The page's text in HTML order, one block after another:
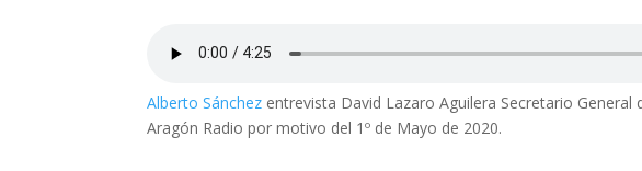
Alberto Sánchez entrevista David Lazaro Aguilera Secretario
Aragón Radio por motivo del 1º de Mayo de 2020.